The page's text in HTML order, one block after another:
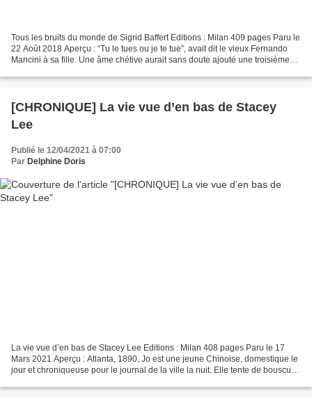
Tous les bruits du monde de Sigrid Baffert Editions : Milan 409 pages Paru le
22 Août 2018 Aperçu : “Tu le tues ou je te tue”, avait dit le vieux Fernando
Mancini à sa fille. Une âme chétive aurait sans doute ajouté une troisième
[CHRONIQUE] La vie vue d’en bas de Stacey
Lee
Publié le 12/04/2021 à 07:00
Par Delphine Doris
La vie vue d’en bas de Stacey Lee Editions : Milan 408 pages Paru le 17
Mars 2021 Aperçu : Atlanta, 1890, Jo est une jeune Chinoise, domestique le
jour et chroniqueuse pour le journal de la ville la nuit. Elle tente de bousculer